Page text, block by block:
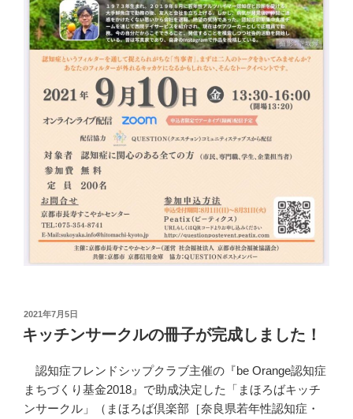
投
稿
日:
2021年7月5日
キッチンサークルの冊子が完成しました！
認知症フレンドシップクラブ主催の『be Orange認知症
まちづくり基金2018』で助成決定した「まほろばキッチ
ンサークル」（まほろば倶楽部［奈良県若年性認知症・